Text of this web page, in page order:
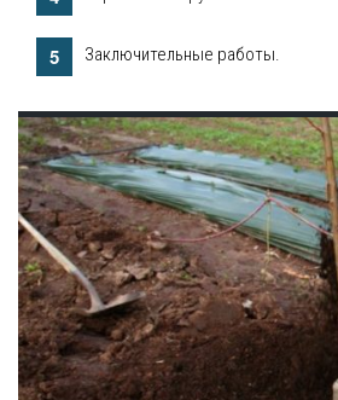
Заключительные работы.